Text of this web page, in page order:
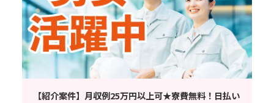
【紹介案件】月収例25万円以上可★寮費無料！日払い